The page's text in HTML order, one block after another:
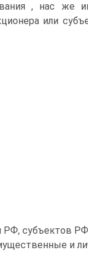
, нас же
или
субъектов
и